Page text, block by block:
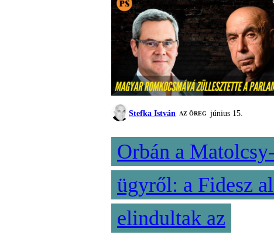
Stefka István AZ ÖREG június 15.
Orbán a
ügyről: a Fidesz
elindultak az